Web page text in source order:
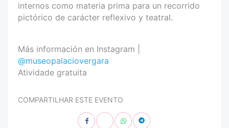
internos como materia prima para un recorrido
pictórico de carácter reflexivo y teatral.
Más información en Instagram |
@museopalaciovergara
Atividade gratuita
COMPARTILHAR ESTE EVENTO